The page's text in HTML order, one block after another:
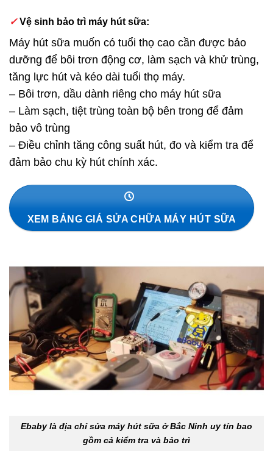
✓Vệ sinh bảo trì máy hút sữa:
Máy hút sữa muốn có tuổi thọ cao cần được bảo
dưỡng để bôi trơn động cơ, làm sạch và khử trùng,
tăng lực hút và kéo dài tuổi thọ máy.
– Bôi trơn, dầu dành riêng cho máy hút sữa
– Làm sạch, tiệt trùng toàn bộ bên trong để đảm
bảo vô trùng
– Điều chỉnh tăng công suất hút, đo và kiểm tra để
đảm bảo chu kỳ hút chính xác.
XEM BẢNG GIÁ SỬA CHỮA MÁY HÚT SỮA
Ebaby là địa chỉ sửa máy hút sữa ở Bắc Ninh uy tín bao
gồm cả kiểm tra và bảo trì